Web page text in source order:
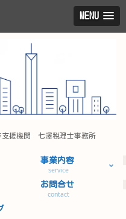
MENU
支援機関 七澤税理士事務所
事業内容
service
お問合せ
contact